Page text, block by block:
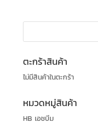
ตะกร้าสินค้า
ไม่มีสินค้าในตะกร้า
หมวดหมู่สินค้า
HB เอชบีม